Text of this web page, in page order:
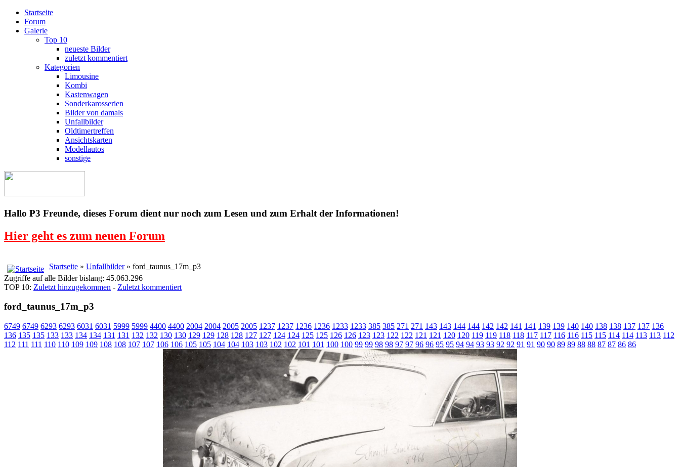
Startseite
Forum
Galerie
Top 10
neueste Bilder
zuletzt kommentiert
Kategorien
Limousine
Kombi
Kastenwagen
Sonderkarosserien
Bilder von damals
Unfallbilder
Oldtimertreffen
Ansichtskarten
Modellautos
sonstige
Hallo P3 Freunde, dieses Forum dient nur noch zum Lesen und zum Erhalt der Informationen!
Hier geht es zum neuen Forum
Startseite » Unfallbilder» ford_taunus_17m_p3
Zugriffe auf alle Bilder bislang: 45.063.296
TOP 10: Zuletzt hinzugekommen - Zuletzt kommentiert
ford_taunus_17m_p3
6749 6749 6293 6293 6031 6031 5999 5999 4400 4400 2004 2004 2005 2005 1237 1237 1236 1236 1233 1233 385 385 271 271 143 143 144 144 142 142 141 141 139 139 140 140 138 138 137 137 136
136 135 135 133 133 134 134 131 131 132 132 130 130 129 129 128 128 127 127 124 124 125 125 126 126 123 123 122 122 121 121 120 120 119 119 118 118 117 117 116 116 115 115 114 114 113 113 112
112 111 111 110 110 109 109 108 108 107 107 106 106 105 105 104 104 103 103 102 102 101 101 100 100 99 99 98 98 97 97 96 96 95 95 94 94 93 93 92 92 91 91 90 90 89 89 88 88 87 87 86 86